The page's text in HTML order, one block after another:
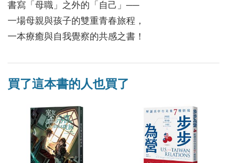
書寫「母職」之外的「自己」──
一場母親與孩子的雙重青春旅程，
一本療癒與自我覺察的共感之書！
買了這本書的人也買了